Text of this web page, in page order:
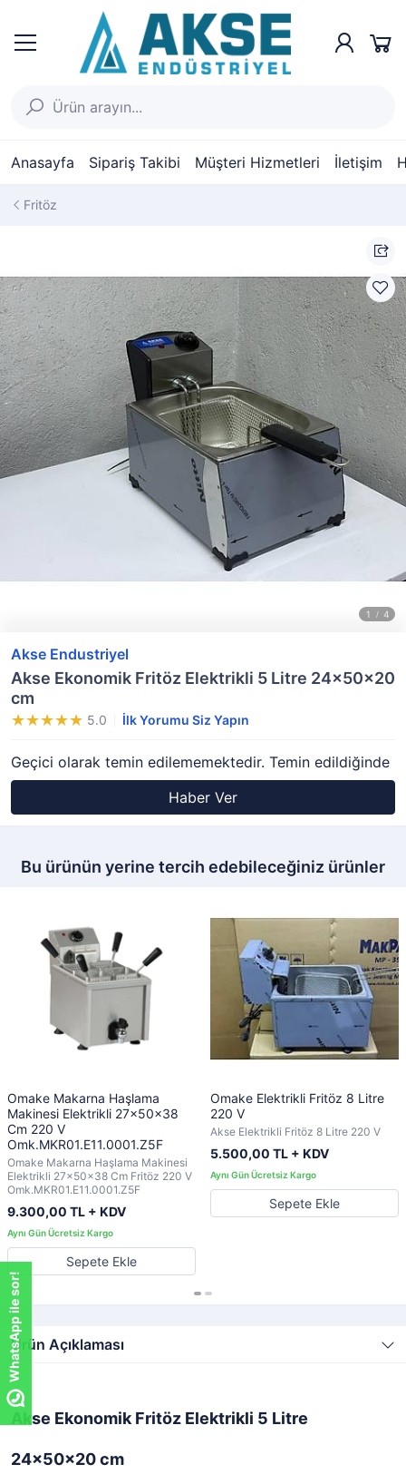
Anasayfa Sipariş Takibi Müşteri Hizmetleri İletişim
Fritöz
Akse Endustriyel
Akse Ekonomik Fritöz Elektrikli 5 Litre 24x50x20
cm
5.0 İlk Yorumu Siz Yapın
Geçici olarak temin edilememektedir. Temin edildiğinde
Haber Ver
Bu ürünün yerine tercih edebileceğiniz ürünler
Omake Makarna Haşlama
Makinesi Elektrikli 27x50x38
Cm 220 V
Omk.MKR01.E11.0001.Z5F
Omake Makarna Haşlama Makinesi
Elektrikli 27x50x38 Cm Fritöz 220 V
Omk.MKR01.E11.0001.Z5F
9.300,00 TL + KDV
Sepete Ekle
Omake Elektrikli Fritöz 8 Litre
220 V
Akse Elektrikli Fritöz 8 Litre 220 V
5.500,00 TL + KDV
Sepete Ekle
Ürün Açıklaması
Akse Ekonomik Fritöz Elektrikli 5 Litre
24x50x20 cm
WhatsApp ile sor!